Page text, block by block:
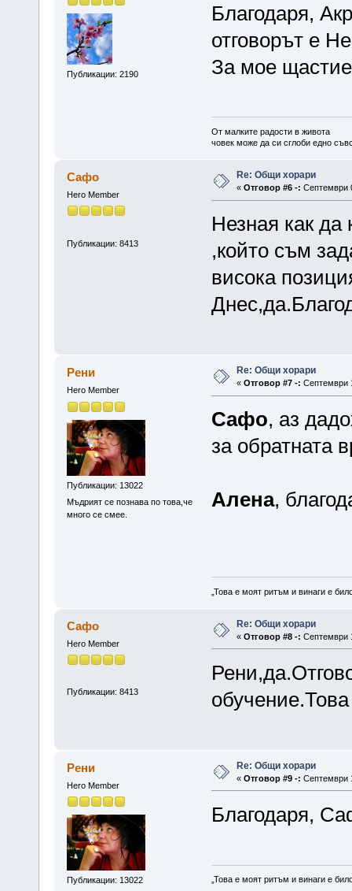
Публикации: 2190
Благодаря,
отговорът е
За мое
От малките радости в живота
човек може да си сглоби едно
Сафо
Hero Member
Публикации: 8413
Re: Общи хорари
« Отговор #6 -: Септември
Незная как да
,който съм
висока
Рени
Hero Member
Публикации: 13022
Мъдрият се познава по това,че
много се смее.
Re: Общи хорари
« Отговор #7 -: Септември
Сафо, аз
за обратната
Алена,
„Това е моят ритъм и винаги е
Сафо
Hero Member
Публикации: 8413
Re: Общи хорари
« Отговор #8 -: Септември
Рени
Hero Member
Публикации: 13022
Re: Общи хорари
« Отговор #9 -: Септември
Благодаря,
„Това е моят ритъм и винаги е